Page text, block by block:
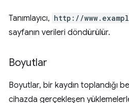
Tanımlayıcı, http://
sayfanın verileri döndürülür.
Boyutlar
Boyutlar, bir kaydın toplandığı
cihazda gerçekleşen